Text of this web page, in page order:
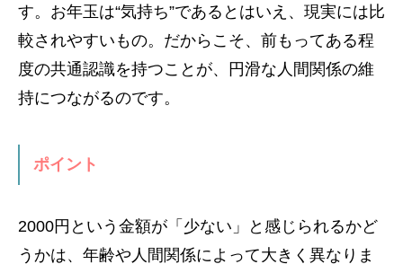
す。お年玉は“気持ち”であるとはいえ、現実には比
較されやすいもの。だからこそ、前もってある程
度の共通認識を持つことが、円滑な人間関係の維
持につながるのです。
ポイント
2000円という金額が「少ない」と感じられるかど
うかは、年齢や人間関係によって大きく異なりま